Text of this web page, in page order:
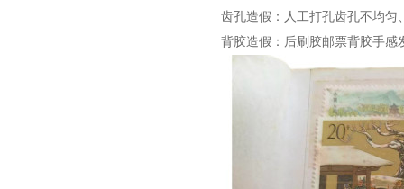
齿孔造假：人工打孔齿孔不均匀
背胶造假：后刷胶邮票背胶手